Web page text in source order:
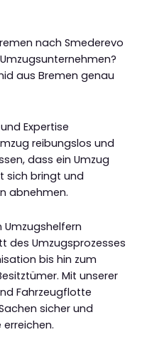
nach Smederevo
aus Bremen genau
Expertise
reibungslos und
dass ein Umzug
sich bringt und
abnehmen.
Umzugshelfern
des Umzugsprozesses
bis hin zum
Mit unserer
Fahrzeugflotte
sicher und